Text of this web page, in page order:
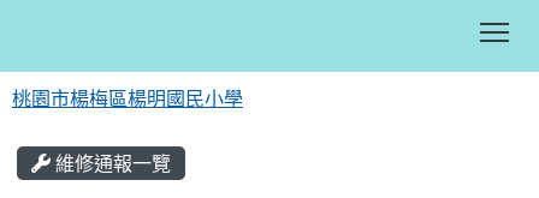
桃園市楊梅區楊明國民小學
維修通報一覽